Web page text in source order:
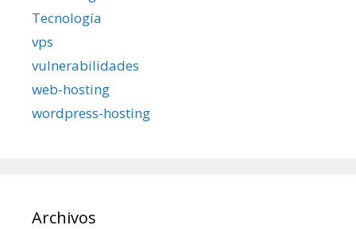
Tecnología
vps
vulnerabilidades
web-hosting
wordpress-hosting
Archivos